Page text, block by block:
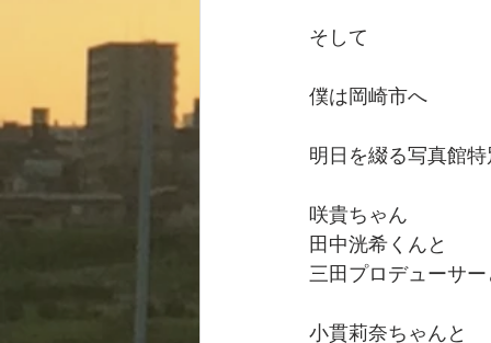
そして
僕は岡崎市へ
明日を綴る写真館
咲貴ちゃん
田中洸希くんと
三田プロデューサ
小貫莉奈ちゃんと